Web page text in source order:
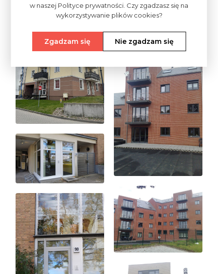
w naszej Polityce prywatności. Czy zgadzasz się na
wykorzystywanie plików cookies?
Zgadzam się Nie zgadzam się